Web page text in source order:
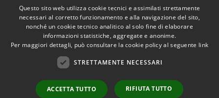
Dichiarazione di accessibilità
Copyright © 2026 • Comune di
Municipium•
Accesso
Questo sito web utilizza cookie tecnici e assimilati strettamente
necessari al corretto funzionamento e alla navigazione del sito,
nonché un cookie tecnico analitico al solo fine di elaborare
informazioni statistiche, aggregate e anonime.
Per maggiori dettagli, può consultare la cookie policy al seguente link
STRETTAMENTE NECESSARI
ACCETTA TUTTO RIFIUTA TUTTO